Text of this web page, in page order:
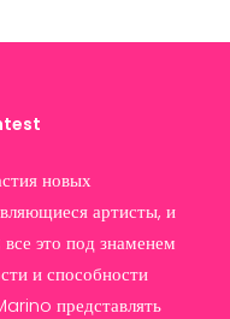
новых
артисты, и
это под знаменем
и способности
представлять